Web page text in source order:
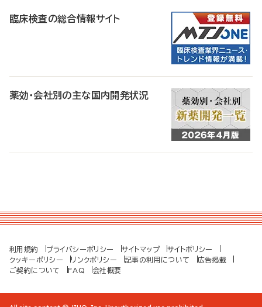
臨床検査の総合情報サイト
薬効・会社別の主な国内開発状況
利用規約 プライバシーポリシー サイトマップ
サイトポリシー
クッキーポリシー
リンクポリシー 記事の利用について
広告掲載
ご契約について
FAQ 会社概要